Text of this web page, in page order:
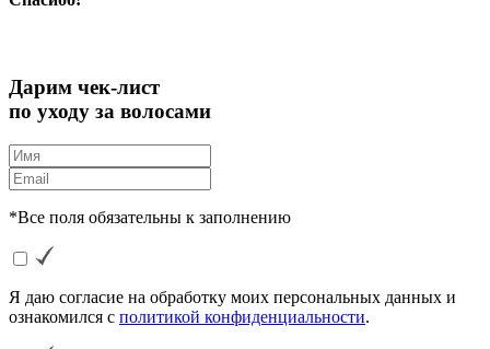
Дарим чек-лист
по уходу за волосами
*Все поля обязательны к заполнению
Я даю согласие на обработку моих персональных данных и
ознакомился с политикой конфиденциальности.